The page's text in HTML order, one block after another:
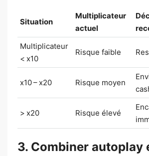
Situation
Multiplicateur
actuel
Multiplicateur
< x10
Risque faible
x10 – x20 Risque moyen
> x20 Risque élevé
3. Combiner autoplay